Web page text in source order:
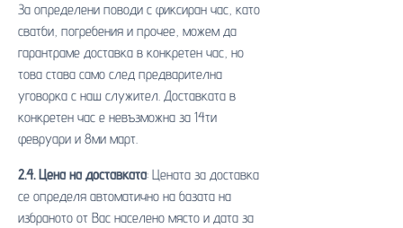
За определени поводи с фиксиран час, като
сватби, погребения и прочее, можем да
гарантраме доставка в конкретен час, но
това става само след предварителна
уговорка с наш служител. Доставката в
конкретен час е невъзможна за 14ти
февруари и 8ми март.
2.4. Цена на доставката: Цената за доставка
се определя автоматично на базата на
избраното от Вас населено място и дата за